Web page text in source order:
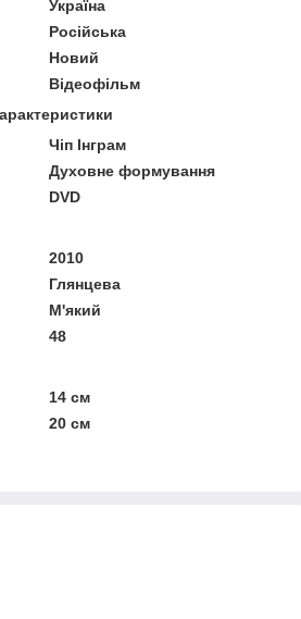
Україна
Російська
Новий
Відеофільм
Чіп Інграм
Духовне формування
DVD
2010
Глянцева
М'який
48
14 см
20 см